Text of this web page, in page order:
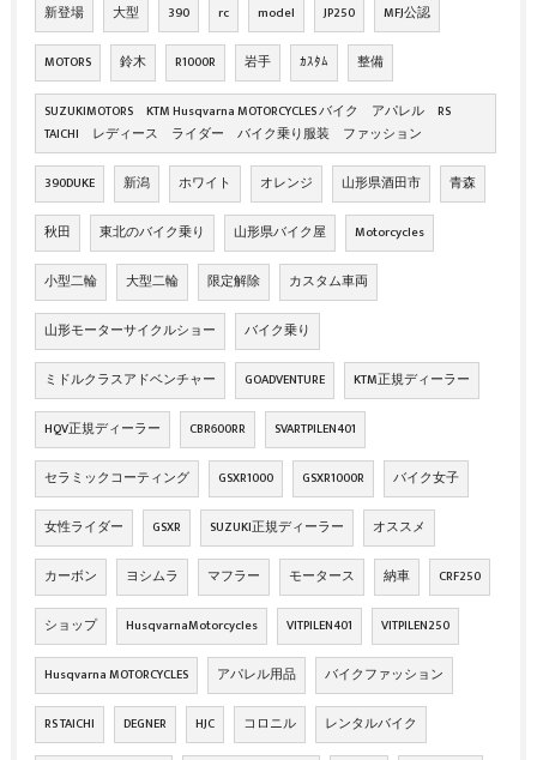
新登場 大型 390 rc model JP250 MFJ公認
MOTORS 鈴木 R1000R 岩手 ｶｽﾀﾑ 整備
SUZUKIMOTORS KTM Husqvarna MOTORCYCLES バイク アパレル RS
TAICHI レディース ライダー バイク乗り服装 ファッション
390DUKE 新潟 ホワイト オレンジ 山形県酒田市 青森
秋田 東北のバイク乗り 山形県バイク屋 Motorcycles
小型二輪 大型二輪 限定解除 カスタム車両
山形モーターサイクルショー バイク乗り
ミドルクラスアドベンチャー GOADVENTURE KTM正規ディーラー
HQV正規ディーラー CBR600RR SVARTPILEN401
セラミックコーティング GSXR1000 GSXR1000R バイク女子
女性ライダー GSXR SUZUKI正規ディーラー オススメ
カーボン ヨシムラ マフラー モータース 納車 CRF250
ショップ HusqvarnaMotorcycles VITPILEN401 VITPILEN250
Husqvarna MOTORCYCLES アパレル用品 バイクファッション
RS TAICHI DEGNER HJC コロニル レンタルバイク